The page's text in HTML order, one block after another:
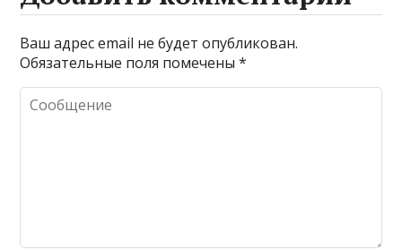
Ваш адрес email не будет опубликован.
Обязательные поля помечены*